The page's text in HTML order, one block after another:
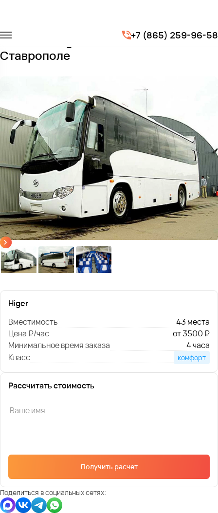
+7 (865) 259-96-58
Higer
Заказать Higer с водителем в
Ставрополе
Higer
Вместимость
43 места
Цена ₽/час
от 3500 ₽
Минимальное время заказа
4 часа
Класс
комфорт
Рассчитать стоимость
Получить расчет
Поделиться в социальных сетях: